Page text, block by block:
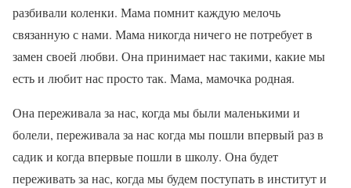
разбивали коленки. Мама помнит каждую мелочь
связанную с нами. Мама никогда ничего не потребует в
замен своей любви. Она принимает нас такими, какие мы
есть и любит нас просто так. Мама, мамочка родная.
Она переживала за нас, когда мы были маленькими и
болели, переживала за нас когда мы пошли впервый раз в
садик и когда впервые пошли в школу. Она будет
переживать за нас, когда мы будем поступать в институт и